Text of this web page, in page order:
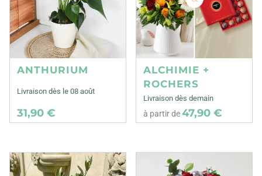
ANTHURIUM
Livraison dès le 08 août
31,90 €
ALCHIMIE +
ROCHERS
Livraison dès demain
à partir de47,90 €